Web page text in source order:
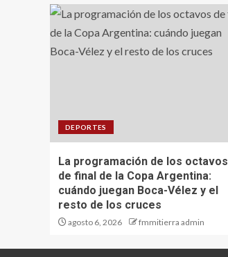
DEPORTES
La programación de los octavos
de final de la Copa Argentina:
cuándo juegan Boca-Vélez y el
resto de los cruces
agosto 6, 2026 fmmitierra admin